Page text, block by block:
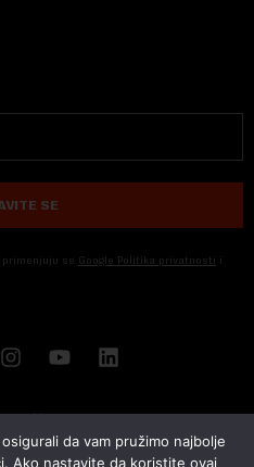
SE
primenjuju se Google Politika privatnosti i
da vam pružimo najbolje
Ako nastavite da koristite ovaj